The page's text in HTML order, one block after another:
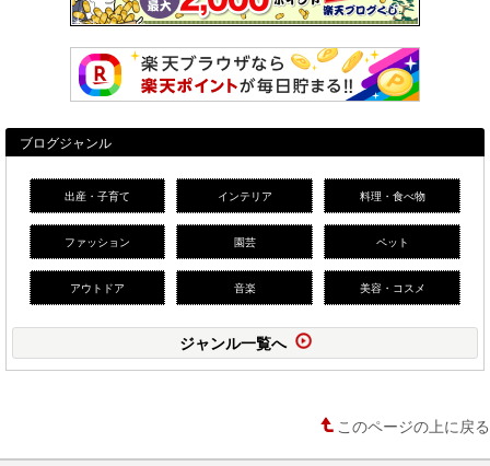
ブログジャンル
出産・子育て インテリア 料理・食べ物
ファッション 園芸 ペット
アウトドア 音楽 美容・コスメ
ジャンル一覧へ
このページの上に戻る